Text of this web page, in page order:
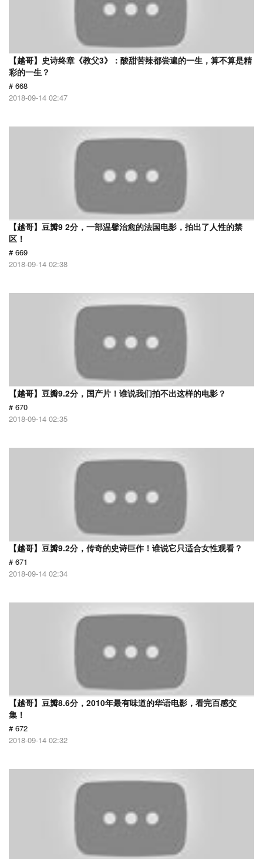
【越哥】史诗终章《教父3》：酸甜苦辣都尝遍的一生，算不算是精
彩的一生？
# 668
2018-09-14 02:47
【越哥】豆瓣9 2分，一部温馨治愈的法国电影，拍出了人性的禁
区！
# 669
2018-09-14 02:38
【越哥】豆瓣9.2分，国产片！谁说我们拍不出这样的电影？
# 670
2018-09-14 02:35
【越哥】豆瓣9.2分，传奇的史诗巨作！谁说它只适合女性观看？
# 671
2018-09-14 02:34
【越哥】豆瓣8.6分，2010年最有味道的华语电影，看完百感交
集！
# 672
2018-09-14 02:32